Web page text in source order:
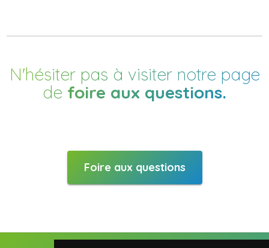
N'hésiter pas à visiter notre page
de foire aux questions.
Foire aux questions